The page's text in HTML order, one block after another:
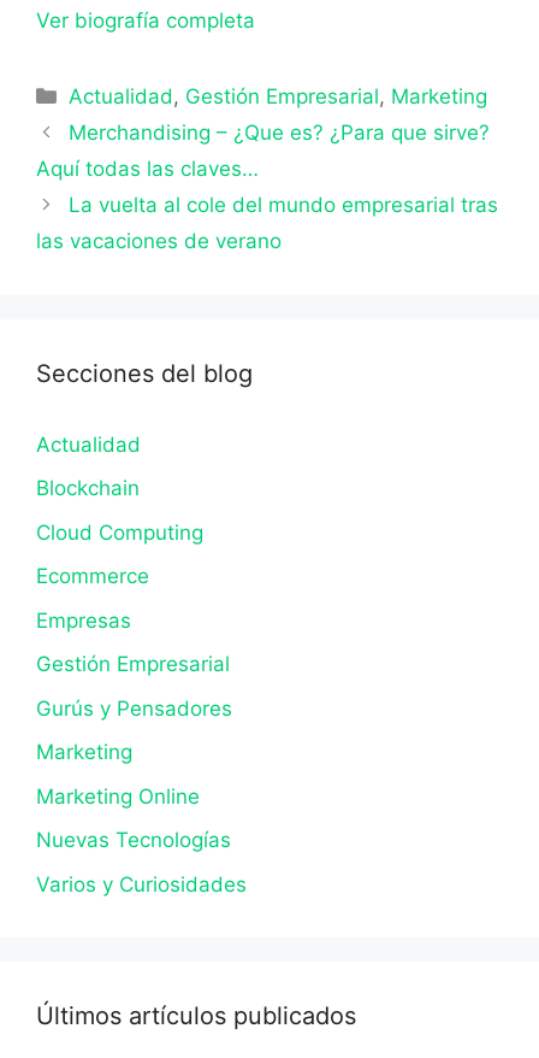
Ver biografía completa
Categorías
Actualidad , Gestión Empresarial, Marketing
Merchandising – ¿Que es? ¿Para que sirve?
Aquí todas las claves…
La vuelta al cole del mundo empresarial tras
las vacaciones de verano
Secciones del blog
Actualidad
Blockchain
Cloud Computing
Ecommerce
Empresas
Gestión Empresarial
Gurús y Pensadores
Marketing
Marketing Online
Nuevas Tecnologías
Varios y Curiosidades
Últimos artículos publicados